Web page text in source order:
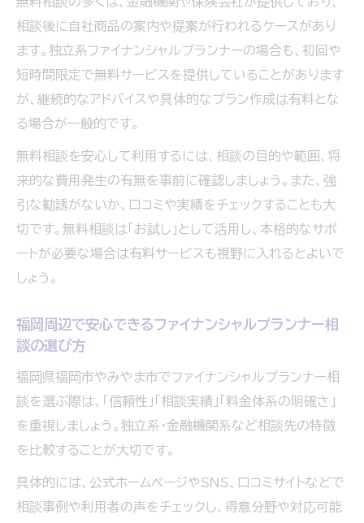
見極める方法
相談後に自社商品の案内や提案が行われるケースがあり
ます。独立系ファイナンシャルプランナーの場合も、初回や
短時間限定で無料サービスを提供していることがあります
が、継続的なアドバイスや具体的なプラン作成は有料とな
る場合が一般的です。
無料相談を安心して利用するには、相談の目的や範囲、将
来的な費用発生の有無を事前に確認しましょう。また、強
引な勧誘がないか、口コミや実績をチェックすることも大
切です。無料相談は「お試し」として活用し、本格的なサポ
ートが必要な場合は有料サービスも視野に入れるとよいで
しょう。
福岡周辺で安心できるファイナンシャルプランナー相
談の選び方
福岡県福岡市やみやま市でファイナンシャルプランナー相
談を選ぶ際は、「信頼性」「相談実績」「料金体系の明確さ」
を重視しましょう。独立系・金融機関系など相談先の特徴
を比較することが大切です。
具体的には、公式ホームページやSNS、口コミサイトなどで
相談事例や利用者の声をチェックし、得意分野や対応可能